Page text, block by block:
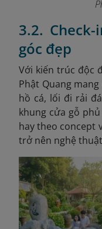
3.2.
góc đẹp
Với kiến trúc độc
Phật Quang
hồ cá, lối đi rải
khung cửa gỗ
hay theo concept
trở nên nghệ